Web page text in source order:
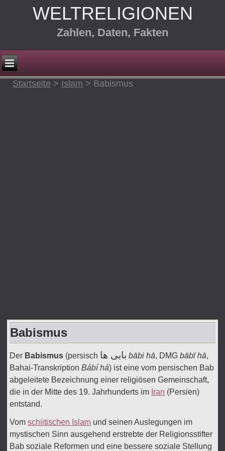
WELTRELIGIONEN
Zahlen, Daten, Fakten
Startseite > Islam > Babismus
Babismus
Der Babismus (persisch بابی ها bābi hā, DMGbābī hā,
Bahai-TranskriptionBábí há) ist eine vom persischen Bab
abgeleitete Bezeichnung einer religiösen Gemeinschaft,
die in der Mitte des 19. Jahrhunderts im Iran (Persien)
entstand.
Vomschiitischen Islam und seinen Auslegungen im
mystischen Sinn ausgehend erstrebte der Religionsstifter
Bab soziale Reformen und eine bessere soziale Stellung